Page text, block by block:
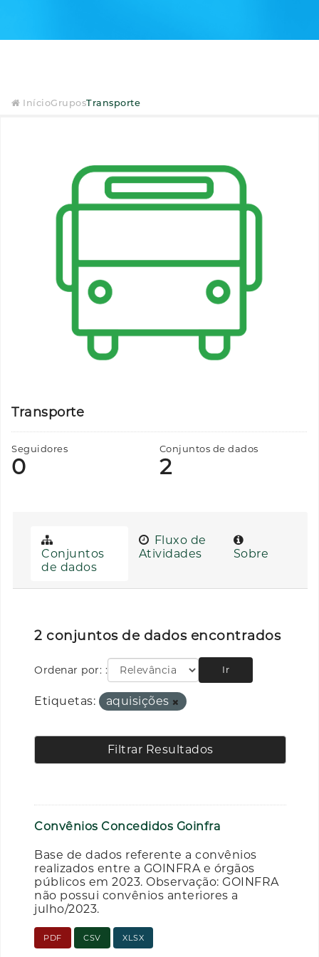
InícioGruposTransporte
Transporte
Seguidores
0
Conjuntos de dados
2
Conjuntos
de dados
Fluxo de
Atividades
Sobre
2 conjuntos de dados encontrados
Ordenar por: Ir
Etiquetas: aquisições
Filtrar Resultados
Convênios Concedidos Goinfra
Base de dados referente a convênios
realizados entre a GOINFRA e órgãos
públicos em 2023. Observação: GOINFRA
não possui convênios anteriores a
julho/2023.
PDF CSV XLSX